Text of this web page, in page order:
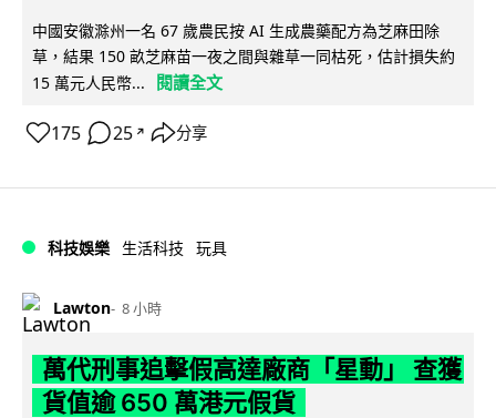
中國安徽滁州一名 67 歲農民按 AI 生成農藥配方為芝麻田除
草，結果 150 畝芝麻苗一夜之間與雜草一同枯死，估計損失約
15 萬元人民幣...
閱讀全文
175 25 ↗ 分享
科技娛樂 生活科技 玩具
Lawton 8 小時
萬代刑事追擊假高達廠商「星動」 查獲
貨值逾 650 萬港元假貨